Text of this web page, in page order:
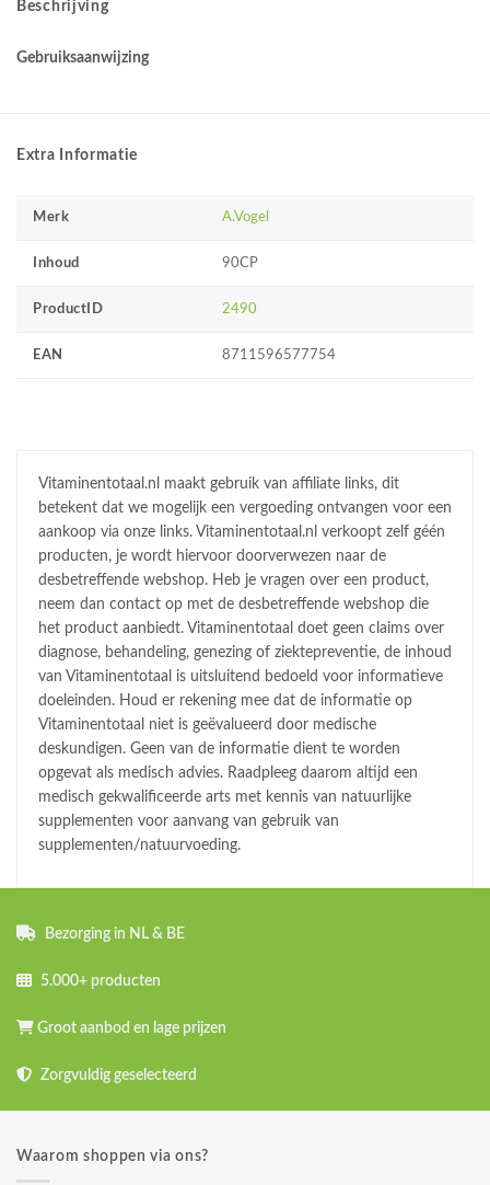
Beschrijving
Gebruiksaanwijzing
Extra Informatie
Merk A.Vogel
Inhoud 90CP
ProductID 2490
EAN 8711596577754
Vitaminentotaal.nl maakt gebruik van affiliate links, dit
betekent dat we mogelijk een vergoeding ontvangen voor een
aankoop via onze links. Vitaminentotaal.nl verkoopt zelf géén
producten, je wordt hiervoor doorverwezen naar de
desbetreffende webshop. Heb je vragen over een product,
neem dan contact op met de desbetreffende webshop die
het product aanbiedt. Vitaminentotaal doet geen claims over
diagnose, behandeling, genezing of ziektepreventie, de inhoud
van Vitaminentotaal is uitsluitend bedoeld voor informatieve
doeleinden. Houd er rekening mee dat de informatie op
Vitaminentotaal niet is geëvalueerd door medische
deskundigen. Geen van de informatie dient te worden
opgevat als medisch advies. Raadpleeg daarom altijd een
medisch gekwalificeerde arts met kennis van natuurlijke
supplementen voor aanvang van gebruik van
supplementen/natuurvoeding.
Bezorging in NL & BE
5.000+ producten
Groot aanbod en lage prijzen
Zorgvuldig geselecteerd
Waarom shoppen via ons?